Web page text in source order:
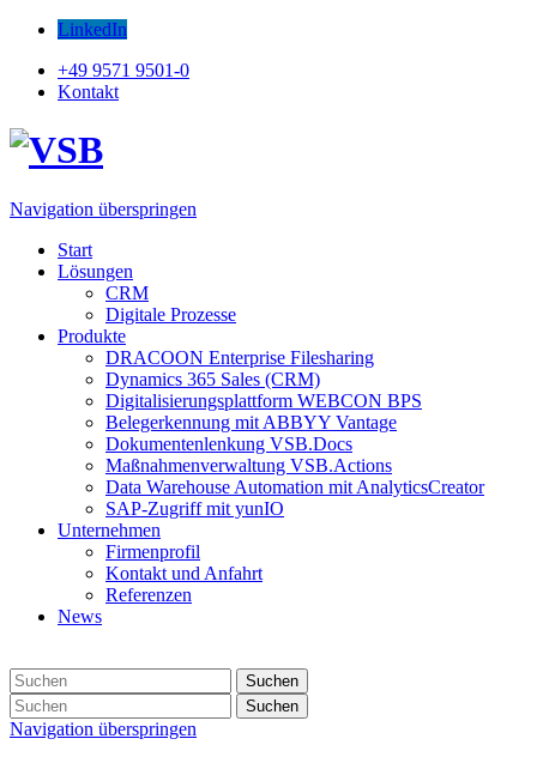
LinkedIn
+49 9571 9501-0
Kontakt
Navigation überspringen
Start
Lösungen
CRM
Digitale Prozesse
Produkte
DRACOON Enterprise Filesharing
Dynamics 365 Sales (CRM)
Digitalisierungsplattform WEBCON BPS
Belegerkennung mit ABBYY Vantage
Dokumentenlenkung VSB.Docs
Maßnahmenverwaltung VSB.Actions
Data Warehouse Automation mit AnalyticsCreator
SAP-Zugriff mit yunIO
Unternehmen
Firmenprofil
Kontakt und Anfahrt
Referenzen
News
Suchen
Suchen
Navigation überspringen